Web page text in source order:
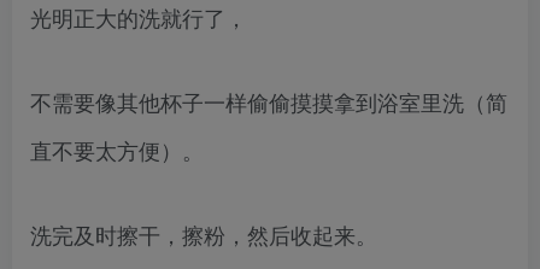
光明正大的洗就行了，
不需要像其他杯子一样偷偷摸摸拿到浴室里洗（简
直不要太方便）。
洗完及时擦干，擦粉，然后收起来。